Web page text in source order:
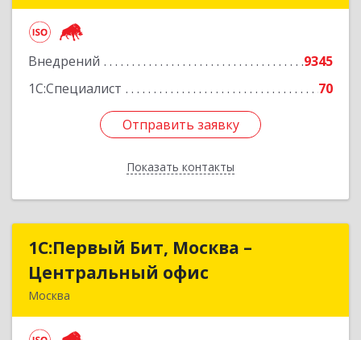
Внедрений
9345
1С:Специалист
70
Отправить заявку
Показать контакты
Отправить заявку
Назад
1С:Первый Бит, Москва –
Центральный офис
Москва
1С:Первый Бит, Москва –
Центральный офис